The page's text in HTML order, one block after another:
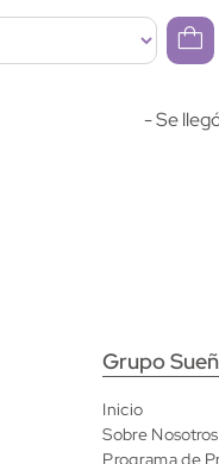
- Se
Grupo
Inicio
Sobre Nosotros
Programa de